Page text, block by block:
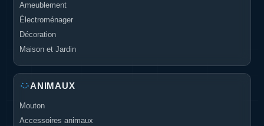
Ameublement
Électroménager
Décoration
Maison et Jardin
ANIMAUX
Mouton
Accessoires animaux